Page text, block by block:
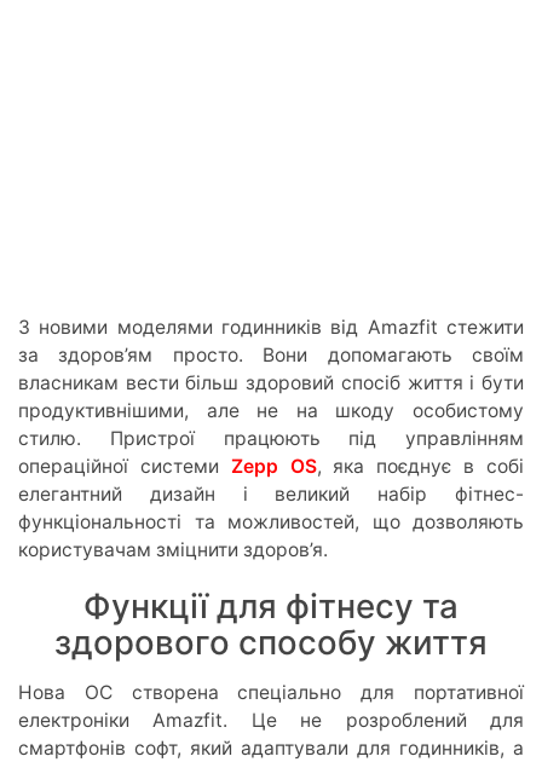
З новими моделями годинників від Amazfit стежити
за здоров’ям просто. Вони допомагають своїм
власникам вести більш здоровий спосіб життя і бути
продуктивнішими, але не на шкоду особистому
стилю. Пристрої працюють під управлінням
операційної системи Zepp OS, яка поєднує в собі
елегантний дизайн і великий набір фітнес-
функціональності та можливостей, що дозволяють
користувачам зміцнити здоров’я.
Функції для фітнесу та
здорового способу життя
Нова ОС створена спеціально для портативної
електроніки Amazfit. Це не розроблений для
смартфонів софт, який адаптували для годинників, а